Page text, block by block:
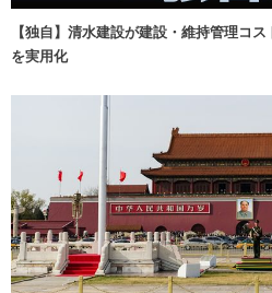
【独自】清水建設が建設・維持管理コ
を実用化